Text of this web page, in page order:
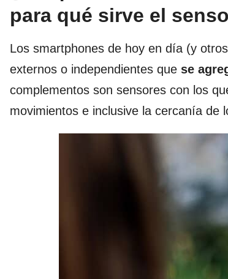
para qué sirve el
Los smartphones de hoy en día (y
externos o independientes que se
complementos son sensores con los
movimientos e inclusive la cercanía de